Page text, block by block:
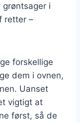
i
retter –
forskellige
dem i ovnen,
Uanset
vigtigt at
først, så de